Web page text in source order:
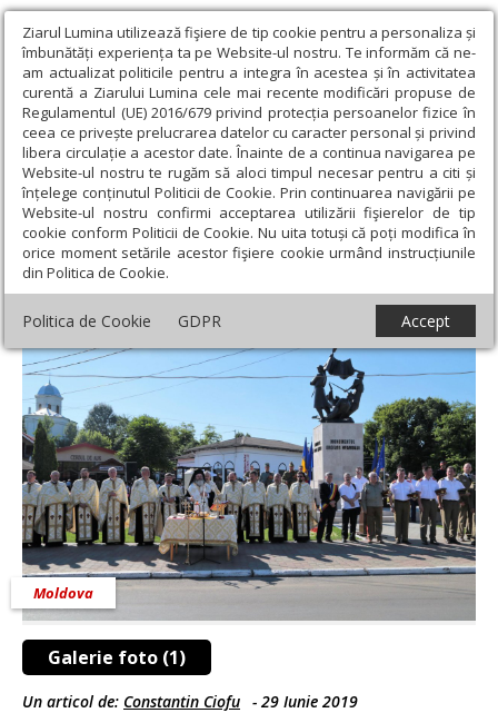
Ziarul Lumina utilizează fişiere de tip cookie pentru a personaliza și
îmbunătăți experiența ta pe Website-ul nostru. Te informăm că ne-
am actualizat politicile pentru a integra în acestea și în activitatea
curentă a Ziarului Lumina cele mai recente modificări propuse de
Regulamentul (UE) 2016/679 privind protecția persoanelor fizice în
ceea ce privește prelucrarea datelor cu caracter personal și privind
libera circulație a acestor date. Înainte de a continua navigarea pe
Website-ul nostru te rugăm să aloci timpul necesar pentru a citi și
înțelege conținutul Politicii de Cookie. Prin continuarea navigării pe
Website-ul nostru confirmi acceptarea utilizării fişierelor de tip
cookie conform Politicii de Cookie. Nu uita totuși că poți modifica în
orice moment setările acestor fişiere cookie urmând instrucțiunile
din Politica de Cookie.
Politica de Cookie GDPR Accept
Ziarul Lumina › Regionale › Moldova › Monumentul Eroilor
Neamului, inaugurat la Bârlad
Monumentul Eroilor Neamului, inaugurat
la Bârlad
Galerie foto (1)
Moldova
Un articol de: Constantin Ciofu - 29 Iunie 2019